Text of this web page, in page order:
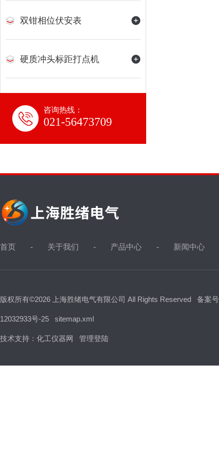
双钳相位伏安表
硬质冲头标距打点机
咨询热线：
021-56473709
首页 关于我们 产品中心 新闻中心
版权所有©2026 上海胜绪电气有限公司 All Rights Reserved 备案
12032933号-25 sitemap.xml
技术支持： 化工仪器网 管理登陆